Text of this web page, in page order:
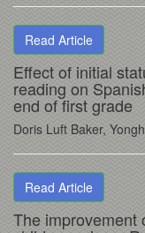
Read Article
Effect of initial
reading on
end of first grade
Doris Luft Baker,
Read Article
The improvement